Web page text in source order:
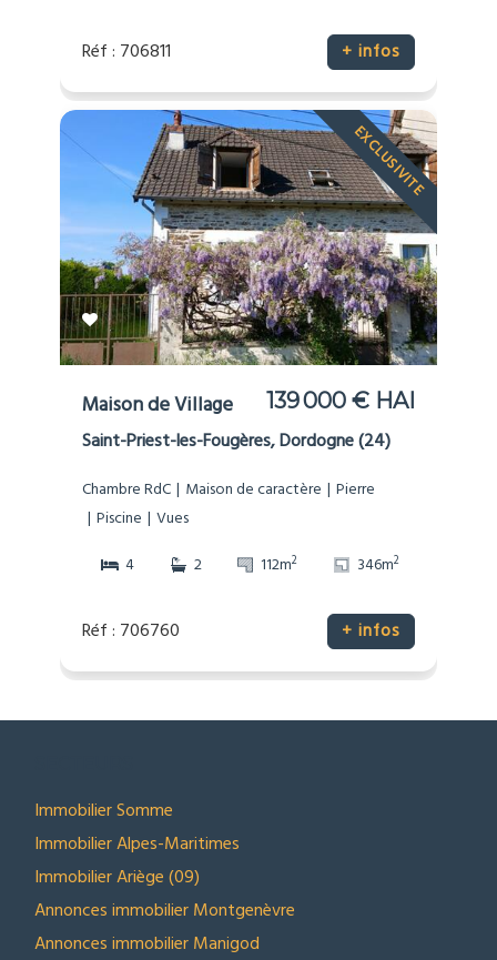
Réf : 706811 + infos
EXCLUSIVITE
Maison de Village 139 000 € HAI
Saint-Priest-les-Fougères, Dordogne (24)
Chambre RdC Maison de caractère
Pierre
Piscine
Vues
4
2 112m2 346m2
Réf : 706760 + infos
Immobilier Somme
Immobilier Alpes-Maritimes
Immobilier Ariège (09)
Annonces immobilier Montgenèvre
Annonces immobilier Manigod